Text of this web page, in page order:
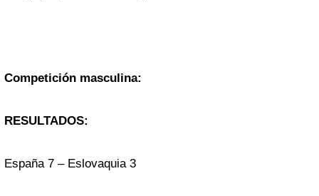
Competición masculina:
RESULTADOS:
España 7 – Eslovaquia 3